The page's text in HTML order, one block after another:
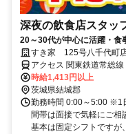
深夜の飲食店スタッ
20～30代が中心に活躍・食
ぎませんか◎
すき家 125号八千代町
アクセス 関東鉄道常総
徒歩約115分 125号線、
時給1,413円以上
茨城県結城郡
勤務時間 0:00～5:00 ※1
間帯は面接で気軽にご相
基本は固定シフトですが